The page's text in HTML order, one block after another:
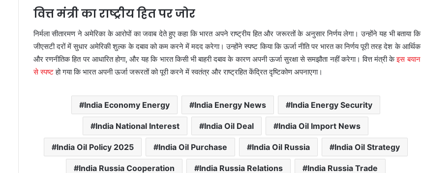
वित्त मंत्री का राष्ट्रीय हित पर जोर
निर्मला सीतारमण ने अमेरिका के आरोपों का जवाब देते हुए कहा कि भारत अपने राष्ट्रीय हित और जरूरतों के अनुसार निर्णय लेगा। उन्होंने यह भी बताया कि
जीएसटी दरों में सुधार अमेरिकी शुल्क के दबाव को कम करने में मदद करेगा। उन्होंने स्पष्ट किया कि ऊर्जा नीति पर भारत का निर्णय पूरी तरह देश के आर्थिक
और रणनीतिक हित पर आधारित होगा, और यह कि भारत किसी भी बाहरी दबाव के कारण अपनी ऊर्जा सुरक्षा से समझौता नहीं करेगा। वित्त मंत्री केइस बयान
से स्पष्टहो गया कि भारत अपनी ऊर्जा जरूरतों को पूरी करने में स्वतंत्र और राष्ट्रहित केंद्रित दृष्टिकोण अपनाएगा।
India Economy Energy India Energy News India Energy Security
India National Interest India Oil Deal India Oil Import News
India Oil Policy 2025 India Oil Purchase India Oil Russia India Oil Strategy
India Russia Cooperation India Russia Relations India Russia Trade